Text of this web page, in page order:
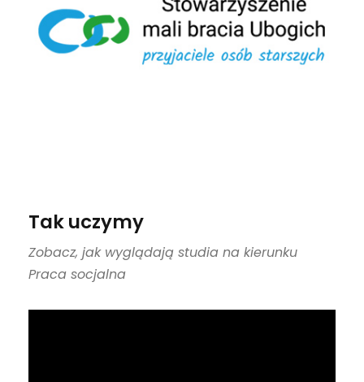
Tak uczymy
Zobacz, jak wyglądają studia na kierunku
Praca socjalna